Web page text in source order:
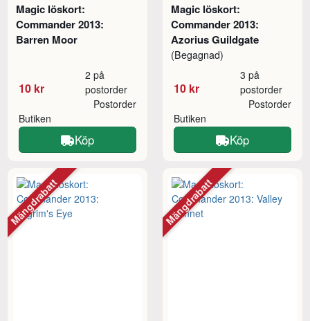
Magic löskort:
Commander 2013:
Barren Moor
10 kr
2 på
postorder
Butiken
Postorder
Köp
Magic löskort:
Commander 2013:
Azorius Guildgate
(Begagnad)
10 kr
3 på
postorder
Butiken
Postorder
Köp
Mängdrabatt Mängdrabatt